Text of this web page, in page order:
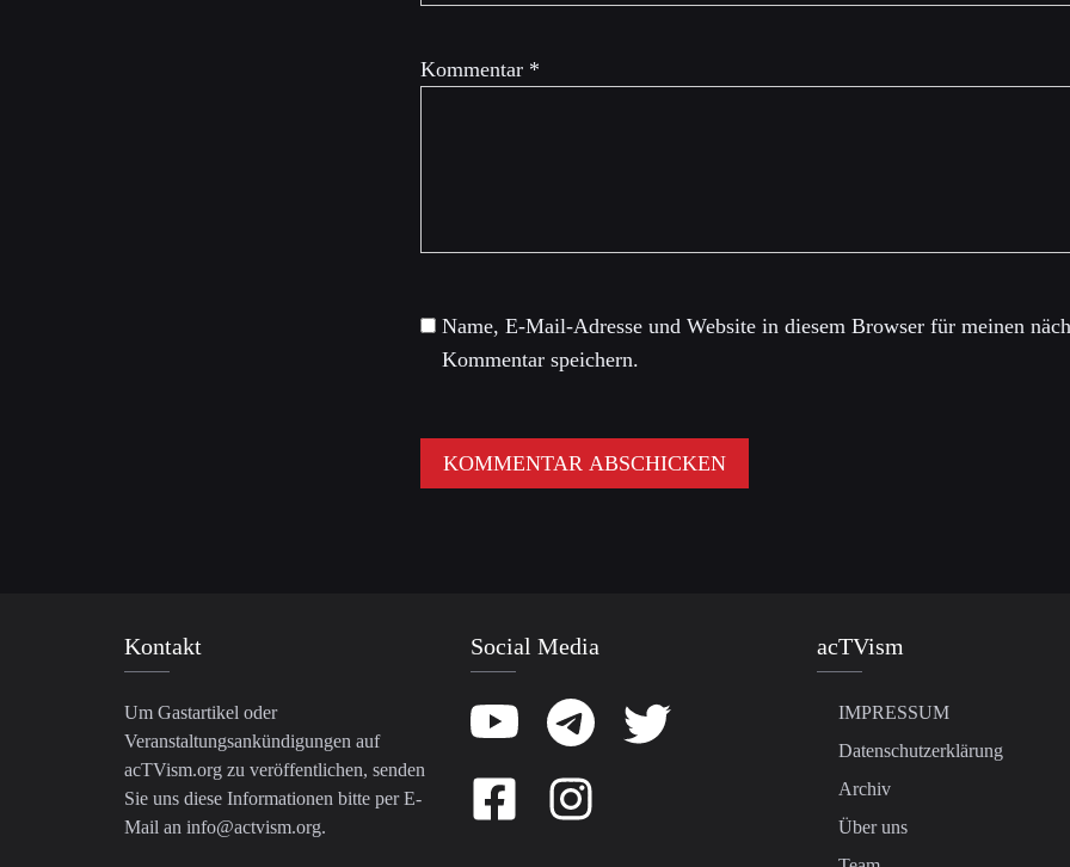
Kommentar *
Name, E-Mail-Adresse und Website in diesem Browser für meinen
Kommentar speichern.
Kontakt
Um Gastartikel oder
Veranstaltungsankündigungen auf
acTVism.org zu veröffentlichen, senden
Sie uns diese Informationen bitte per E-
Mail an info@actvism.org.
Social Media acTVism
IMPRESSUM
Datenschutzerklärung
Archiv
Über uns